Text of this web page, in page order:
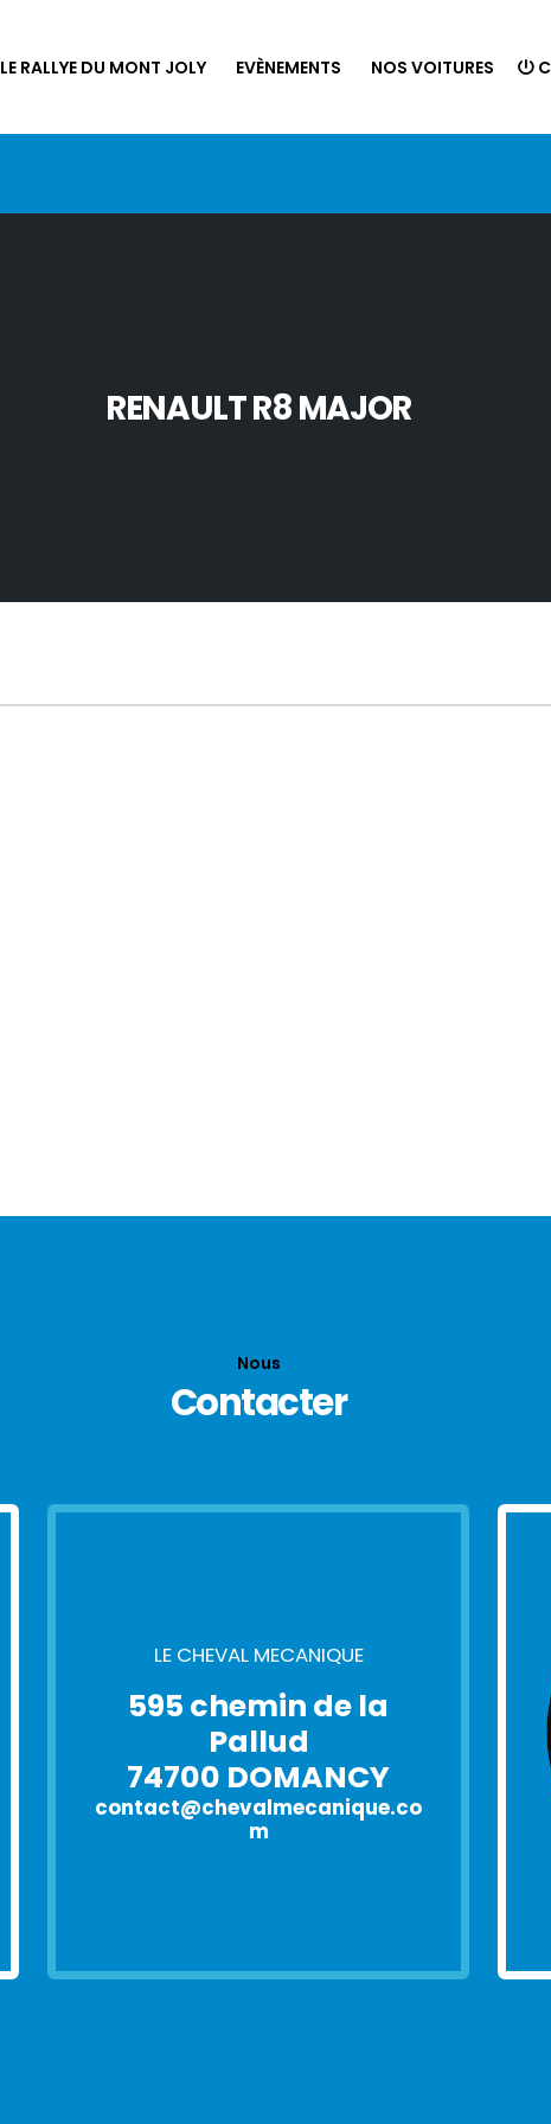
LE RALLYE DU MONT JOLY EVÈNEMENTS NOS VOITURES
RENAULT R8 MAJOR
Nous
Contacter
LE CHEVAL MECANIQUE
595 chemin de la
Pallud
74700 DOMANCY
contact@chevalmecanique.co
m